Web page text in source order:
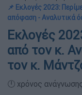
📌 Εκλογές 2023:
απόφαση - Αναλυτικά
Εκλογές
από τον κ.
τον κ.
🕛 χρόνος